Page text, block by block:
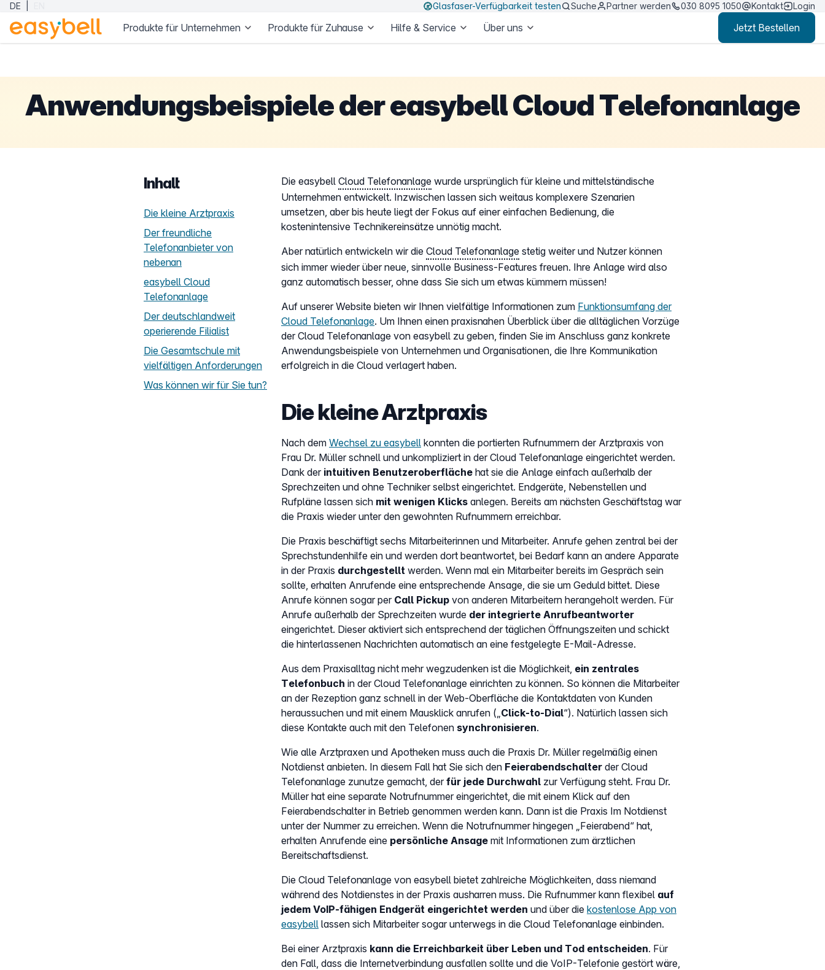
DE Glasfaser-Verfügbarkeit testen Suche Partner werden 030 8095 1050 Kontakt Login
Produkte für Unternehmen Produkte für Zuhause Hilfe & Service Über uns Jetzt Bestellen
Anwendungsbeispiele der easybell Cloud Telefonanlage
Inhalt
Die kleine Arztpraxis
Der freundliche
Telefonanbieter von
nebenan
easybell Cloud
Telefonanlage
Der deutschlandweit
operierende Filialist
Die Gesamtschule mit
vielfältigen Anforderungen
Was können wir für Sie tun?
Die easybell Cloud Telefonanlage wurde ursprünglich für kleine und mittelständische
Unternehmen entwickelt. Inzwischen lassen sich weitaus komplexere Szenarien
umsetzen, aber bis heute liegt der Fokus auf einer einfachen Bedienung, die
kostenintensive Technikereinsätze unnötig macht.
Aber natürlich entwickeln wir die Cloud Telefonanlage stetig weiter und Nutzer können
sich immer wieder über neue, sinnvolle Business-Features freuen. Ihre Anlage wird also
ganz automatisch besser, ohne dass Sie sich um etwas kümmern müssen!
Auf unserer Website bieten wir Ihnen vielfältige Informationen zum Funktionsumfang der
Cloud Telefonanlage. Um Ihnen einen praxisnahen Überblick über die alltäglichen Vorzüge
der Cloud Telefonanlage von easybell zu geben, finden Sie im Anschluss ganz konkrete
Anwendungsbeispiele von Unternehmen und Organisationen, die Ihre Kommunikation
erfolgreich in die Cloud verlagert haben.
Die kleine Arztpraxis
Nach dem Wechsel zu easybell konnten die portierten Rufnummern der Arztpraxis von
Frau Dr. Müller schnell und unkompliziert in der Cloud Telefonanlage eingerichtet werden.
Dank der intuitiven Benutzeroberfläche hat sie die Anlage einfach außerhalb der
Sprechzeiten und ohne Techniker selbst eingerichtet. Endgeräte, Nebenstellen und
Rufpläne lassen sich mit wenigen Klicks anlegen. Bereits am nächsten Geschäftstag war
die Praxis wieder unter den gewohnten Rufnummern erreichbar.
Die Praxis beschäftigt sechs Mitarbeiterinnen und Mitarbeiter. Anrufe gehen zentral bei der
Sprechstundenhilfe ein und werden dort beantwortet, bei Bedarf kann an andere Apparate
in der Praxis durchgestellt werden. Wenn mal ein Mitarbeiter bereits im Gespräch sein
sollte, erhalten Anrufende eine entsprechende Ansage, die sie um Geduld bittet. Diese
Anrufe können sogar per Call Pickup von anderen Mitarbeitern herangeholt werden. Für
Anrufe außerhalb der Sprechzeiten wurde der integrierte Anrufbeantworter
eingerichtet. Dieser aktiviert sich entsprechend der täglichen Öffnungszeiten und schickt
die hinterlassenen Nachrichten automatisch an eine festgelegte E-Mail-Adresse.
Aus dem Praxisalltag nicht mehr wegzudenken ist die Möglichkeit, ein zentrales
Telefonbuch in der Cloud Telefonanlage einrichten zu können. So können die Mitarbeiter
an der Rezeption ganz schnell in der Web-Oberfläche die Kontaktdaten von Kunden
heraussuchen und mit einem Mausklick anrufen („Click-to-Dial“). Natürlich lassen sich
diese Kontakte auch mit den Telefonen synchronisieren.
Wie alle Arztpraxen und Apotheken muss auch die Praxis Dr. Müller regelmäßig einen
Notdienst anbieten. In diesem Fall hat Sie sich den Feierabendschalter der Cloud
Telefonanlage zunutze gemacht, der für jede Durchwahl zur Verfügung steht. Frau Dr.
Müller hat eine separate Notrufnummer eingerichtet, die mit einem Klick auf den
Feierabendschalter in Betrieb genommen werden kann. Dann ist die Praxis Im Notdienst
unter der Nummer zu erreichen. Wenn die Notrufnummer hingegen „Feierabend“ hat,
erhalten Anrufende eine persönliche Ansage mit Informationen zum ärztlichen
Bereitschaftsdienst.
Die Cloud Telefonanlage von easybell bietet zahlreiche Möglichkeiten, dass niemand
während des Notdienstes in der Praxis ausharren muss. Die Rufnummer kann flexibel auf
jedem VoIP-fähigen Endgerät eingerichtet werden und über die kostenlose App von
easybell lassen sich Mitarbeiter sogar unterwegs in die Cloud Telefonanlage einbinden.
Bei einer Arztpraxis kann die Erreichbarkeit über Leben und Tod entscheiden. Für
den Fall, dass die Internetverbindung ausfallen sollte und die VoIP-Telefonie gestört wäre,